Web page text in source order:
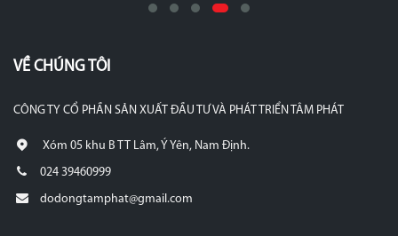
VỀ CHÚNG TÔI
CÔNG TY CỔ PHẦN SẢN XUẤT ĐẦU TƯ VÀ PHÁT TRIỂN TÂM PHÁT
Xóm 05 khu B TT Lâm, Ý Yên, Nam Định.
024 39460999
dodongtamphat@gmail.com